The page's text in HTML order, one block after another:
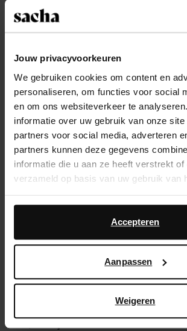
Jouw privacyvoorkeuren
We gebruiken cookies om content en
personaliseren, om functies voor social
en om ons websiteverkeer te
informatie over uw gebruik van onze site
partners voor social media, adverteren
partners kunnen deze gegevens
informatie die u aan ze heeft verstrekt of
verzameld op basis van uw gebruik van
Daarnaast werken wij samen met
advertentie- en meetdoeleinden. Meer
hoe Google uw persoonsgegevens
Accepteren
Aanpassen
Weigeren
Mules à talon en daim - marron
104.99
Mules à
73.99
À propos de Sacha
Livraison
Échanger et retourner
BE | Français